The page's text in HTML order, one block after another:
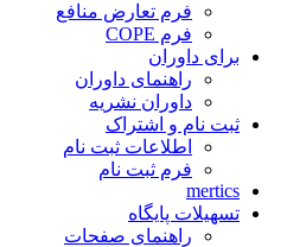
فرم تعارض منافع
فرم COPE
برای داوران
راهنمای داوران
داوران نشریه
ثبت نام و اشتراک
اطلاعات ثبت نام
فرم ثبت نام
mertics
تسهیلات پایگاه
راهنمای صفحات